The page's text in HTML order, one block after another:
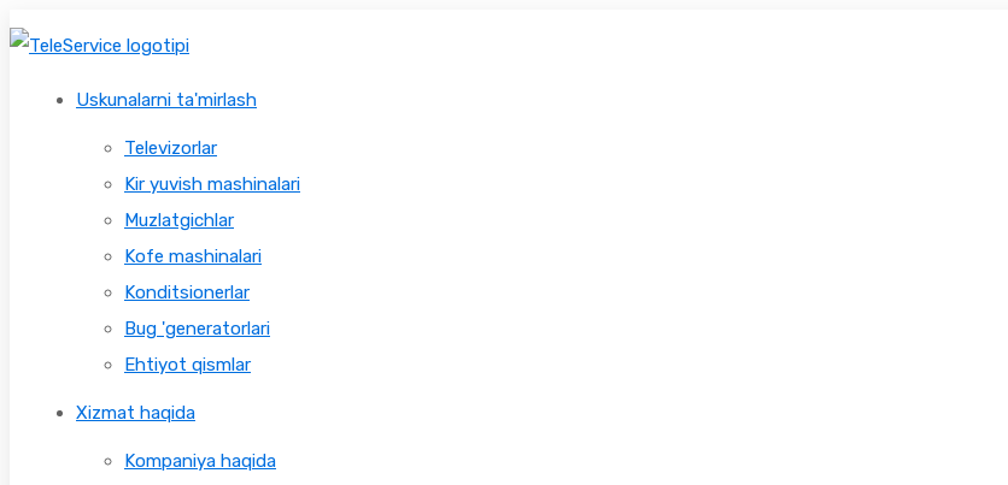
Uskunalarni ta'mirlash
Televizorlar
Kir yuvish mashinalari
Muzlatgichlar
Kofe mashinalari
Konditsionerlar
Bug 'generatorlari
Ehtiyot qismlar
Xizmat haqida
Kompaniya haqida